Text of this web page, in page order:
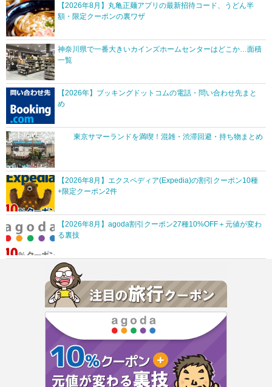
【2026年8月】丸亀正麺アプリの最新招待コード、うどん半
額・限定クーポンの裏ワザ
神奈川県で一番大きいカインズホームセンターはどこか…面積
一覧
【2026年】ブッキングドットコムの電話・問い合わせ先まと
め
東京サマーランドを満喫！混雑・渋滞回避・持ち物まとめ
【2026年8月】エクスペディア(Expedia)の割引クーポン10種
+限定クーポン2件
【2026年8月】agoda割引クーポン27種10%OFF＋元値が変わ
る裏技